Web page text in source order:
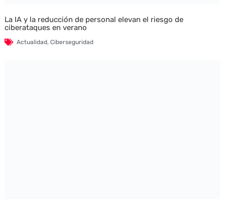
La IA y la reducción de personal elevan el riesgo de
ciberataques en verano
Actualidad, Ciberseguridad